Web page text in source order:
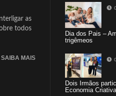
as
todos
SAIBA MAIS
Dia dos Pais –
trigêmeos
Dois Irmãos
Economia